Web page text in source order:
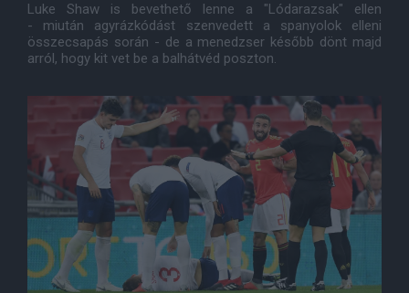
Luke Shaw is bevethető lenne a "Lódarazsak" ellen
- miután agyrázkódást szenvedett a spanyolok elleni
összecsapás során - de a menedzser később dönt majd
arról, hogy kit vet be a balhátvéd poszton.